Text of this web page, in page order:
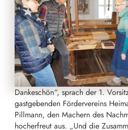
Dankeschön“, sprach der 1.
gastgebenden Fördervereins
Pillmann, den Machern des
hocherfreut aus. „Und die